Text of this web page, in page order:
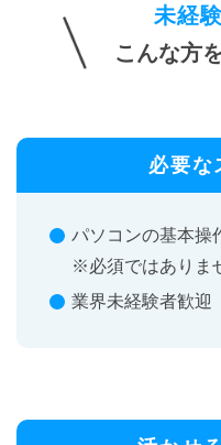
未経
こんな方
必要な
パソコンの基本操
※必須ではありま
業界未経験者歓迎